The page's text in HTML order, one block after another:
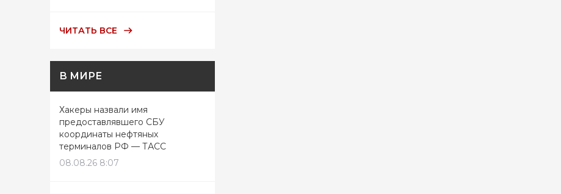
ЧИТАТЬ ВСЕ
В МИРЕ
Хакеры назвали имя
предоставлявшего СБУ
координаты нефтяных
терминалов РФ — ТАСС
08.08.26 8:07